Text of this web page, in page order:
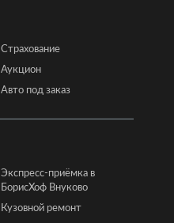
Страхование
Аукцион
Авто под заказ
Экспресс-приёмка в
БорисХоф Внуково
Кузовной ремонт